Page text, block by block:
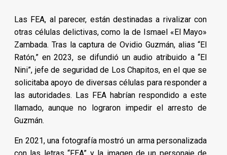
Las FEA, al parecer, están destinadas a rivalizar con
otras células delictivas, como la de Ismael «El Mayo»
Zambada. Tras la captura de Ovidio Guzmán, alias “El
Ratón,” en 2023, se difundió un audio atribuido a “El
Nini”, jefe de seguridad de Los Chapitos, en el que se
solicitaba apoyo de diversas células para responder a
las autoridades. Las FEA habrían respondido a este
llamado, aunque no lograron impedir el arresto de
Guzmán.
En 2021, una fotografía mostró un arma personalizada